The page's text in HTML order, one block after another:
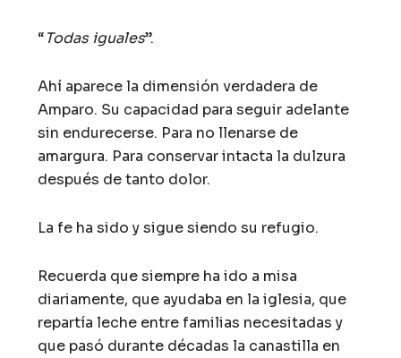
“Todas iguales”.
Ahí aparece la dimensión verdadera de
Amparo. Su capacidad para seguir adelante
sin endurecerse. Para no llenarse de
amargura. Para conservar intacta la dulzura
después de tanto dolor.
La fe ha sido y sigue siendo su refugio.
Recuerda que siempre ha ido a misa
diariamente, que ayudaba en la iglesia, que
repartía leche entre familias necesitadas y
que pasó durante décadas la canastilla en